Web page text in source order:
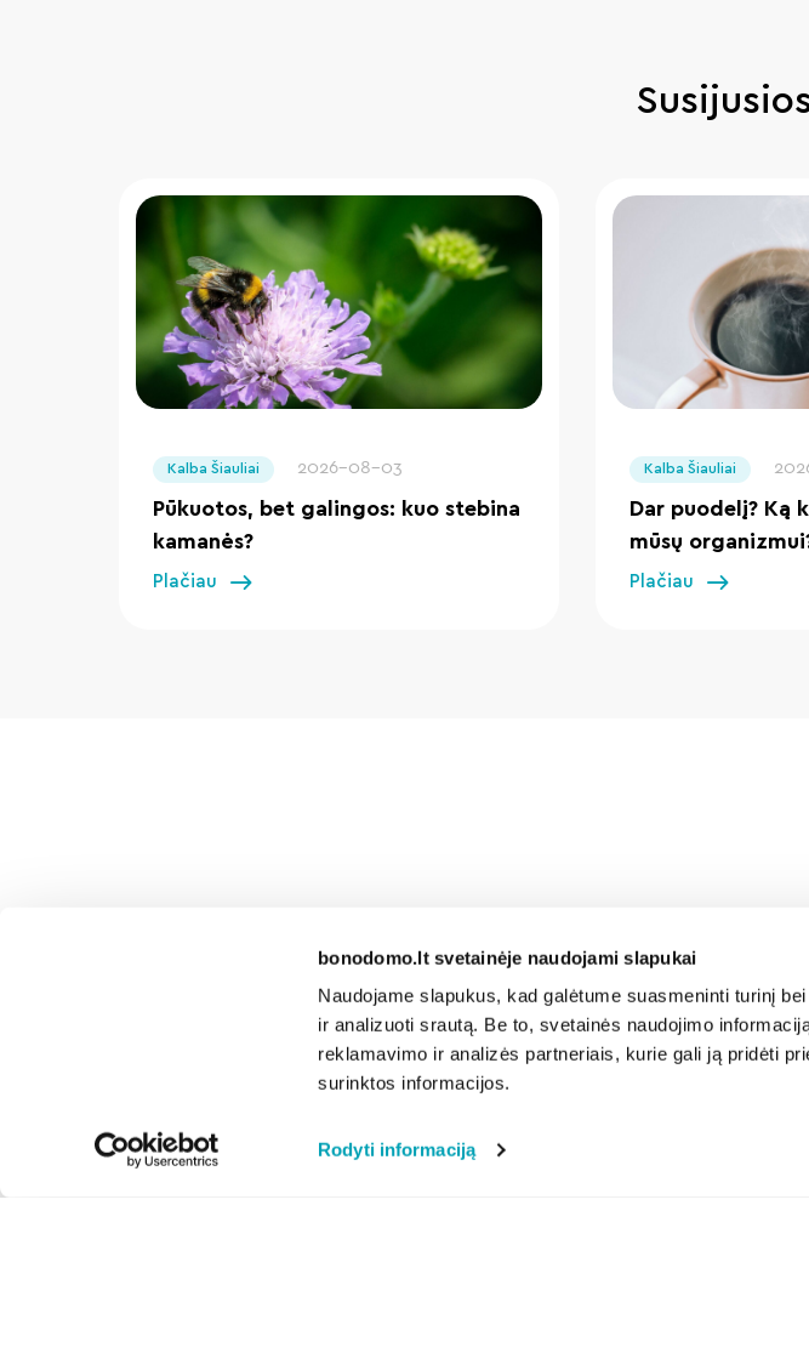
bonodomo.lt svetainėje naudojami slapukai
Naudojame slapukus, kad galėtume suasmeninti turinį
ir analizuoti srautą. Be to, svetainės naudojimo
reklamavimo ir analizės partneriais, kurie gali ją pridėti
surinktos informacijos.
Rodyti informaciją
Kalba Šiauliai 2026-08-03
Pūkuotos, bet galingos: kuo stebina
kamanės?
Plačiau
Kalba Šiauliai
Dar puodelį? Ką
mūsų
Plačiau